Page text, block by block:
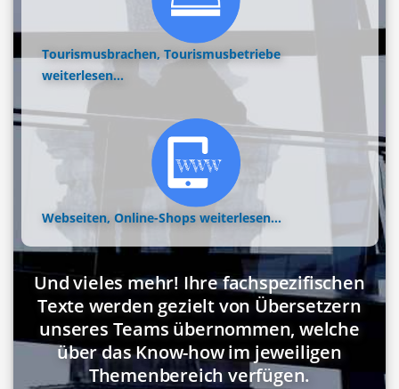
Tourismusbrachen, Tourismusbetriebe
weiterlesen...
Webseiten, Online-Shops weiterlesen...
Und vieles mehr! Ihre fachspezifischen
Texte werden gezielt von Übersetzern
unseres Teams übernommen, welche
über das Know-how im jeweiligen
Themenbereich verfügen.